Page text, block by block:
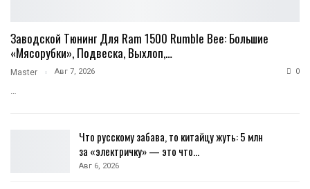
Заводской Тюнинг Для Ram 1500 Rumble Bee: Большие
«мясорубки», Подвеска, Выхлоп,…
Master Авг 7, 2026 0
Что русскому забава, то китайцу жуть: 5 млн
за «электричку» — это что…
Авг 6, 2026